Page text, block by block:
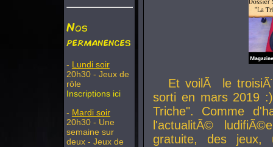
Nos
permanences
- Lundi soir
20h30 - Jeux de
rôle
Inscriptions ici
- Mardi soir
20h30 - Une
semaine sur
deux - Jeux de
Et voilÃ le
sorti en mars 2019
Triche". Comme
l'actualitÃ©
gratuite, des jeux,